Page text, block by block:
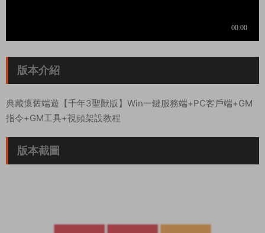
版本介紹
典藏懷舊端遊【千年3聖獸版】Win一鍵服務端+PC客戶端+GM
指令+GM工具+視頻架設教程
版本截圖